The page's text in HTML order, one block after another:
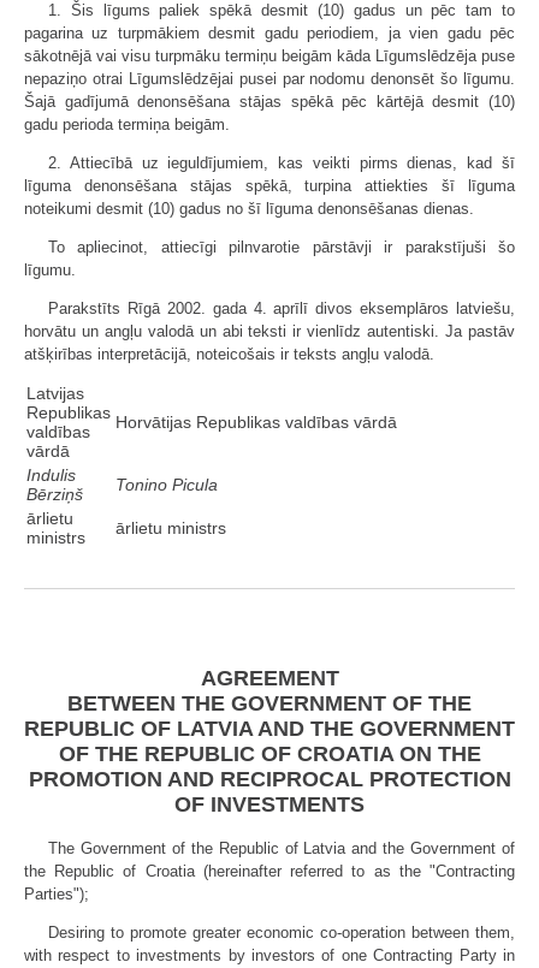
1. Šis līgums paliek spēkā desmit (10) gadus un pēc tam to
pagarina uz turpmākiem desmit gadu periodiem, ja vien gadu pēc
sākotnējā vai visu turpmāku termiņu beigām kāda Līgumslēdzēja puse
nepaziņo otrai Līgumslēdzējai pusei par nodomu denonsēt šo līgumu.
Šajā gadījumā denonsēšana stājas spēkā pēc kārtējā desmit (10)
gadu perioda termiņa beigām.
2. Attiecībā uz ieguldījumiem, kas veikti pirms dienas, kad šī
līguma denonsēšana stājas spēkā, turpina attiekties šī līguma
noteikumi desmit (10) gadus no šī līguma denonsēšanas dienas.
To apliecinot, attiecīgi pilnvarotie pārstāvji ir parakstījuši šo
līgumu.
Parakstīts Rīgā 2002. gada 4. aprīlī divos eksemplāros latviešu,
horvātu un angļu valodā un abi teksti ir vienlīdz autentiski. Ja pastāv
atšķirības interpretācijā, noteicošais ir teksts angļu valodā.
Latvijas
Republikas
valdības
vārdā
Horvātijas Republikas valdības vārdā
Indulis
Bērziņš
Tonino Picula
ārlietu
ministrs
ārlietu ministrs
AGREEMENT
BETWEEN THE GOVERNMENT OF THE
REPUBLIC OF LATVIA AND THE GOVERNMENT
OF THE REPUBLIC OF CROATIA ON THE
PROMOTION AND RECIPROCAL PROTECTION
OF INVESTMENTS
The Government of the Republic of Latvia and the Government of
the Republic of Croatia (hereinafter referred to as the "Contracting
Parties");
Desiring to promote greater economic co-operation between them,
with respect to investments by investors of one Contracting Party in